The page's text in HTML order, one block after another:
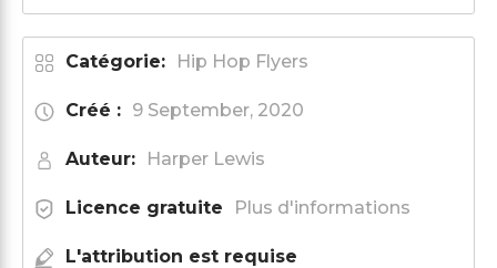
Catégorie: Hip Hop Flyers
Créé : 9 September, 2020
Auteur: Harper Lewis
Licence gratuite Plus d'informations
L'attribution est requise